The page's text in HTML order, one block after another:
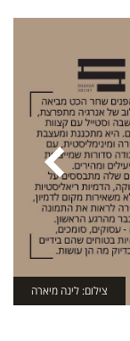
צילום: לינה מיארה